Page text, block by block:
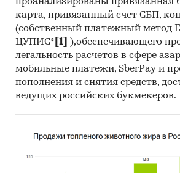
специализированные издания,
обзоры.
4. Ресурсы сети Интернет в
5. Экспертные опросы.
6. Материалы участников
8. Материалы отраслевых
карта, привязанный счет СБП,
(собственный платежный метод
ЦУПИС* [1]
),обеспечивающего
легальность расчетов в сфере
мобильные платежи, SberPay и
пополнения и снятия средств,
ведущих российских букмекеров.